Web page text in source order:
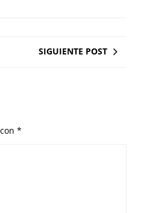
SIGUIENTE POST
*